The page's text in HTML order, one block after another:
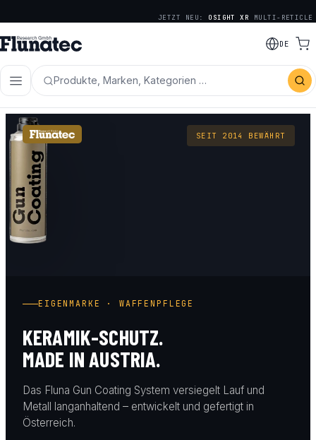
JETZT NEU: OSIGHT XR MULTI-RETICLE
DE
Produkte, Marken, Kategorien …
EIGENMARKE · WAFFENPFLEGE
KERAMIK-SCHUTZ.
MADE IN AUSTRIA.
Das Fluna Gun Coating System versiegelt Lauf und
Metall langanhaltend – entwickelt und gefertigt in
Österreich.
SEIT 2014 BEWÄHRT